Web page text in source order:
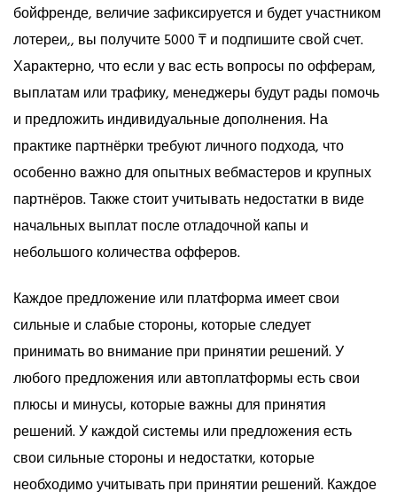
бойфренде, величие зафиксируется и будет участником
лотереи,, вы получите 5000 ₸ и подпишите свой счет.
Характерно, что если у вас есть вопросы по офферам,
выплатам или трафику, менеджеры будут рады помочь
и предложить индивидуальные дополнения. На
практике партнёрки требуют личного подхода, что
особенно важно для опытных вебмастеров и крупных
партнёров. Также стоит учитывать недостатки в виде
начальных выплат после отладочной капы и
небольшого количества офферов.
Каждое предложение или платформа имеет свои
сильные и слабые стороны, которые следует
принимать во внимание при принятии решений. У
любого предложения или автоплатформы есть свои
плюсы и минусы, которые важны для принятия
решений. У каждой системы или предложения есть
свои сильные стороны и недостатки, которые
необходимо учитывать при принятии решений. Каждое